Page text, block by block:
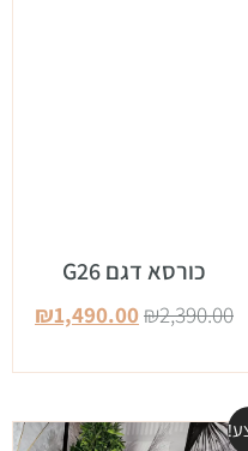
כורסא דגם G26
₪2,390.00
₪1,490.00